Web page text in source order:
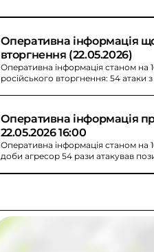
Оперативна інформація
вторгнення (22.05.2026)
Оперативна інформація станом на
російського вторгнення: 54 атаки
Оперативна інформація
22.05.2026 16:00
Оперативна інформація станом на
доби агресор 54 рази атакував